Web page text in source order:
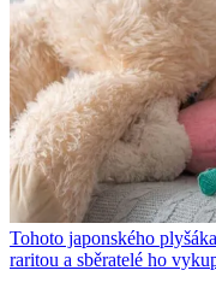
Tohoto japonského
raritou a sběratelé ho